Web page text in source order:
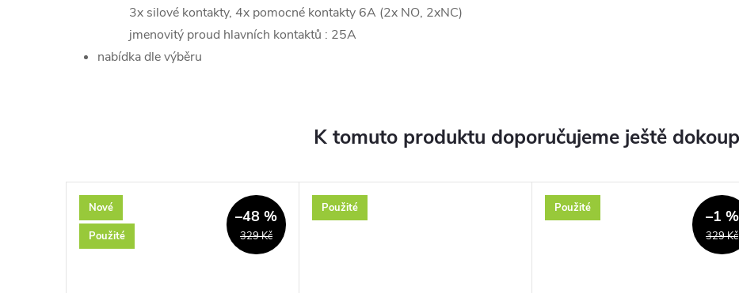
3x silové kontakty, 4x pomocné kontakty 6A (2x NO, 2xNC)
jmenovitý proud hlavních kontaktů : 25A
nabídka dle výběru
K tomuto produktu doporučujeme ještě
Nové
Použité
329 Kč
–48 % Použité Použité
329 Kč
–1 %